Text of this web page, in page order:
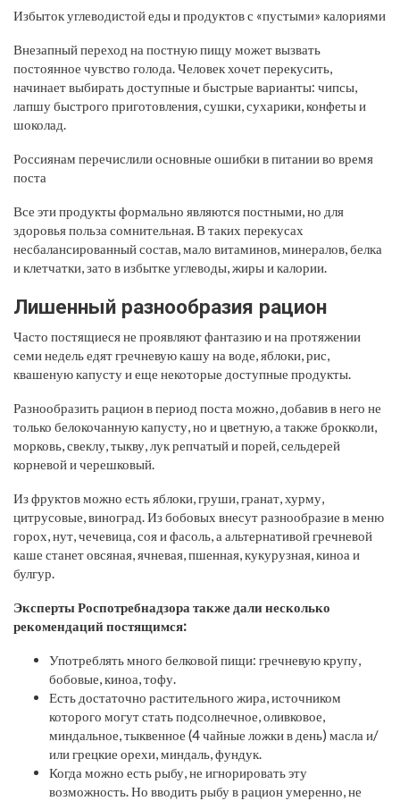
Избыток углеводистой еды и продуктов с «пустыми» калориями
Внезапный переход на постную пищу может вызвать
постоянное чувство голода. Человек хочет перекусить,
начинает выбирать доступные и быстрые варианты: чипсы,
лапшу быстрого приготовления, сушки, сухарики, конфеты и
шоколад.
Россиянам перечислили основные ошибки в питании во время
поста
Все эти продукты формально являются постными, но для
здоровья польза сомнительная. В таких перекусах
несбалансированный состав, мало витаминов, минералов, белка
и клетчатки, зато в избытке углеводы, жиры и калории.
Лишенный разнообразия рацион
Часто постящиеся не проявляют фантазию и на протяжении
семи недель едят гречневую кашу на воде, яблоки, рис,
квашеную капусту и еще некоторые доступные продукты.
Разнообразить рацион в период поста можно, добавив в него не
только белокочанную капусту, но и цветную, а также брокколи,
морковь, свеклу, тыкву, лук репчатый и порей, сельдерей
корневой и черешковый.
Из фруктов можно есть яблоки, груши, гранат, хурму,
цитрусовые, виноград. Из бобовых внесут разнообразие в меню
горох, нут, чечевица, соя и фасоль, а альтернативой гречневой
каше станет овсяная, ячневая, пшенная, кукурузная, киноа и
булгур.
Эксперты Роспотребнадзора также дали несколько
рекомендаций постящимся:
Употреблять много белковой пищи: гречневую крупу,
бобовые, киноа, тофу.
Есть достаточно растительного жира, источником
которого могут стать подсолнечное, оливковое,
миндальное, тыквенное (4 чайные ложки в день) масла и/
или грецкие орехи, миндаль, фундук.
Когда можно есть рыбу, не игнорировать эту
возможность. Но вводить рыбу в рацион умеренно, не